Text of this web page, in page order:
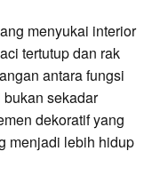
menyukai interior
tertutup dan rak
antara fungsi
sekadar
dekoratif yang
menjadi lebih hidup